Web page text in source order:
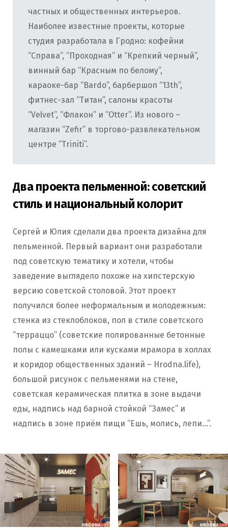
частных и общественных интерьеров.
Наиболее известные проекты, которые
студия разработала в Гродно: кофейни
“Справа”, “Проходная” и “Крепкий черный”,
винный бар “Красным по белому”,
караоке-бар “Bardo”, барбершоп “13th”,
фитнес-зал “Титан”, салоны красоты
“Velvet”, “Флакон” и “Otter”. Из нового –
магазин “Zefir” в торгово-развлекательном
центре “Triniti”.
Два проекта пельменной: советский
стиль и национальный колорит
Сергей и Юлия сделали два проекта дизайна для
пельменной. Первый вариант они разработали
под советскую тематику и хотели, чтобы
заведение выглядело похоже на хипстерскую
версию советской столовой. Этот проект
получился более неформальным и молодежным:
стенка из стеклоблоков, пол в стиле советского
“терраццо” (советские полированные бетонные
полы с камешками или кусками мрамора в холлах
и коридор общественных зданий – Hrodna.life),
большой рисунок с пельменями на стене,
советская керамическая плитка в зоне выдачи
еды, надпись над барной стойкой “Замес” и
надпись в зоне приём пищи “Ешь, молись, лепи…”.